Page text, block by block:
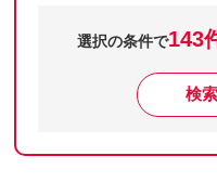
選択の条件で143
検